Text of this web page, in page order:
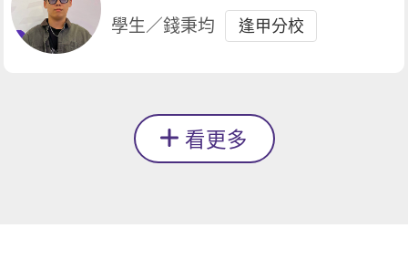
樑
學生／錢秉均 逢甲分校
看更多